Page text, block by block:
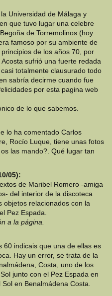
Universidad de Málaga y
que tuvo lugar una celebre
de Torremolinos (hoy
famoso por su ambiente de
de los años 70, por
sufrió una fuerte redada
totalmente clausurado todo
sabría decirme cuando fue
por esta pagina web
de lo que sabemos.
lo ha comentado Carlos
Rocío Luque, tiene unas fotos
las mando?. Qué lugar tan
05):
de Maribel Romero -amiga
del interior de la discoteca
objetos relacionados con la
Pez Espada.
a la página.
60 indicais que una de ellas es
Hay un error, se trata de la
Costa, uno de los
junto con el Pez Espada en
en Benalmádena Costa.